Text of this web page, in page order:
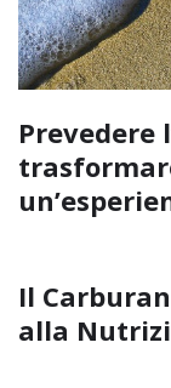
Prevedere
Il
alla